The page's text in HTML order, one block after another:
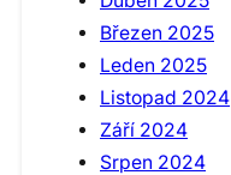
Březen 2025
Leden 2025
Listopad 2024
Září 2024
Srpen 2024